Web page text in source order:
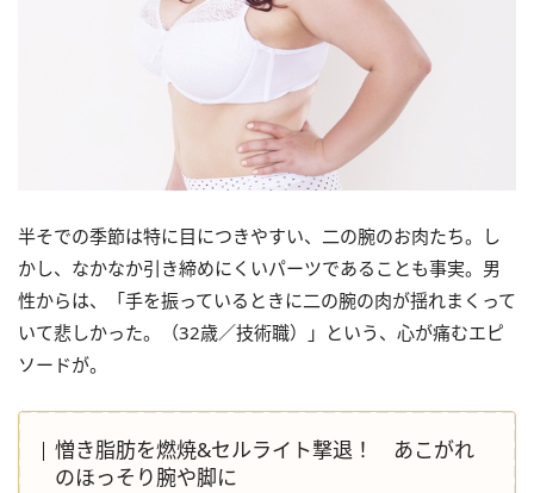
半そでの季節は特に目につきやすい、二の腕のお肉たち。し
かし、なかなか引き締めにくいパーツであることも事実。男
性からは、「手を振っているときに二の腕の肉が揺れまくって
いて悲しかった。（32歳／技術職）」という、心が痛むエピ
ソードが。
憎き脂肪を燃焼&セルライト撃退！ あこがれ
のほっそり腕や脚に